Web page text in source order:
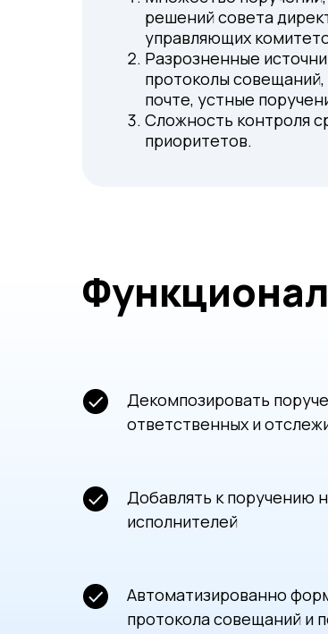
решений совета
управляющих
Разрозненные
протоколы
почте, устные
Сложность контроля
приоритетов.
Декомпозировать
ответственных и
Добавлять к поручению
исполнителей
Автоматизированно
протокола совещаний и